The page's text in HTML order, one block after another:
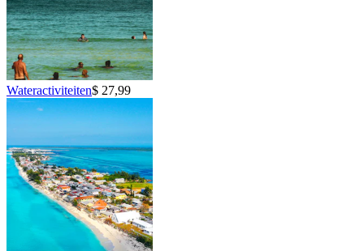
Wateractiviteiten$ 27,99